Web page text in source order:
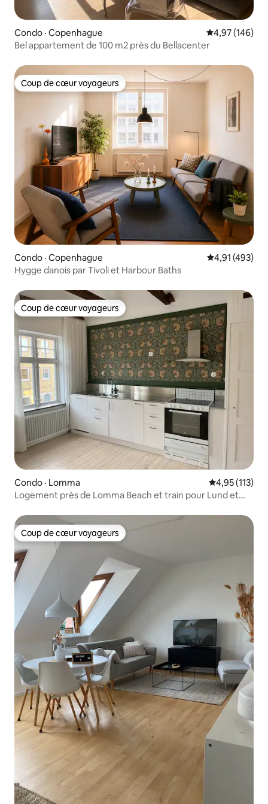
Condo · Copenhague Note
4,97 (146)
Bel appartement de 100 m2 près du Bellacenter
Coup de cœur voyageurs
Coup de cœur voyageurs
Condo · Copenhague Note
4,91 (493)
Hygge danois par Tivoli et Harbour Baths
Coup de cœur voyageurs
Coup de cœur voyageurs
Condo · Lomma Note
4,95 (113)
Logement près de Lomma Beach et train pour Lund et
Coup de cœur voyageurs
Coup de cœur voyageurs